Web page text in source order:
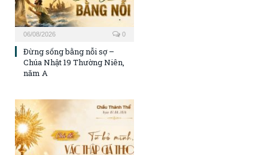
06/08/2026 0
Đừng sống bằng nỗi sợ –
Chúa Nhật 19 Thường Niên,
năm A